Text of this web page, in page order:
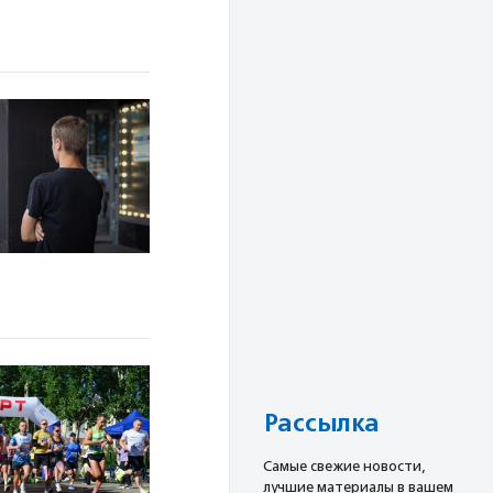
Рассылка
Cамые свежие новости,
лучшие материалы в вашем